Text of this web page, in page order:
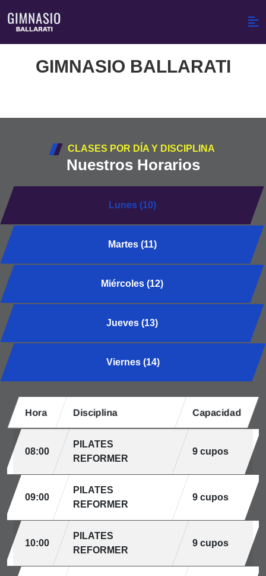
GIMNASIO BALLARATI
CLASES POR DÍA Y DISCIPLINA
Nuestros Horarios
Lunes (10)
Martes (11)
Miércoles (12)
Jueves (13)
Viernes (14)
Hora Disciplina Capacidad
08:00
PILATES
REFORMER
9 cupos
09:00
PILATES
REFORMER
9 cupos
10:00
PILATES
REFORMER
9 cupos